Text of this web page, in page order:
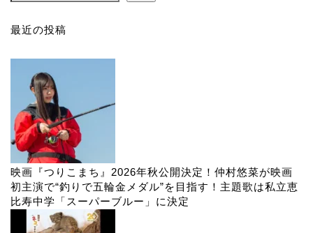
最近の投稿
映画『つりこまち』2026年秋公開決定！仲村悠菜が映画
初主演で“釣りで五輪金メダル”を目指す！主題歌は私立恵
比寿中学「スーパーブルー」に決定